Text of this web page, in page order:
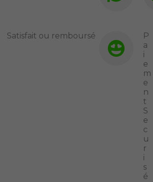
Satisfait ou remboursé
P
a
i
e
m
e
n
t
S
e
c
u
r
i
s
é